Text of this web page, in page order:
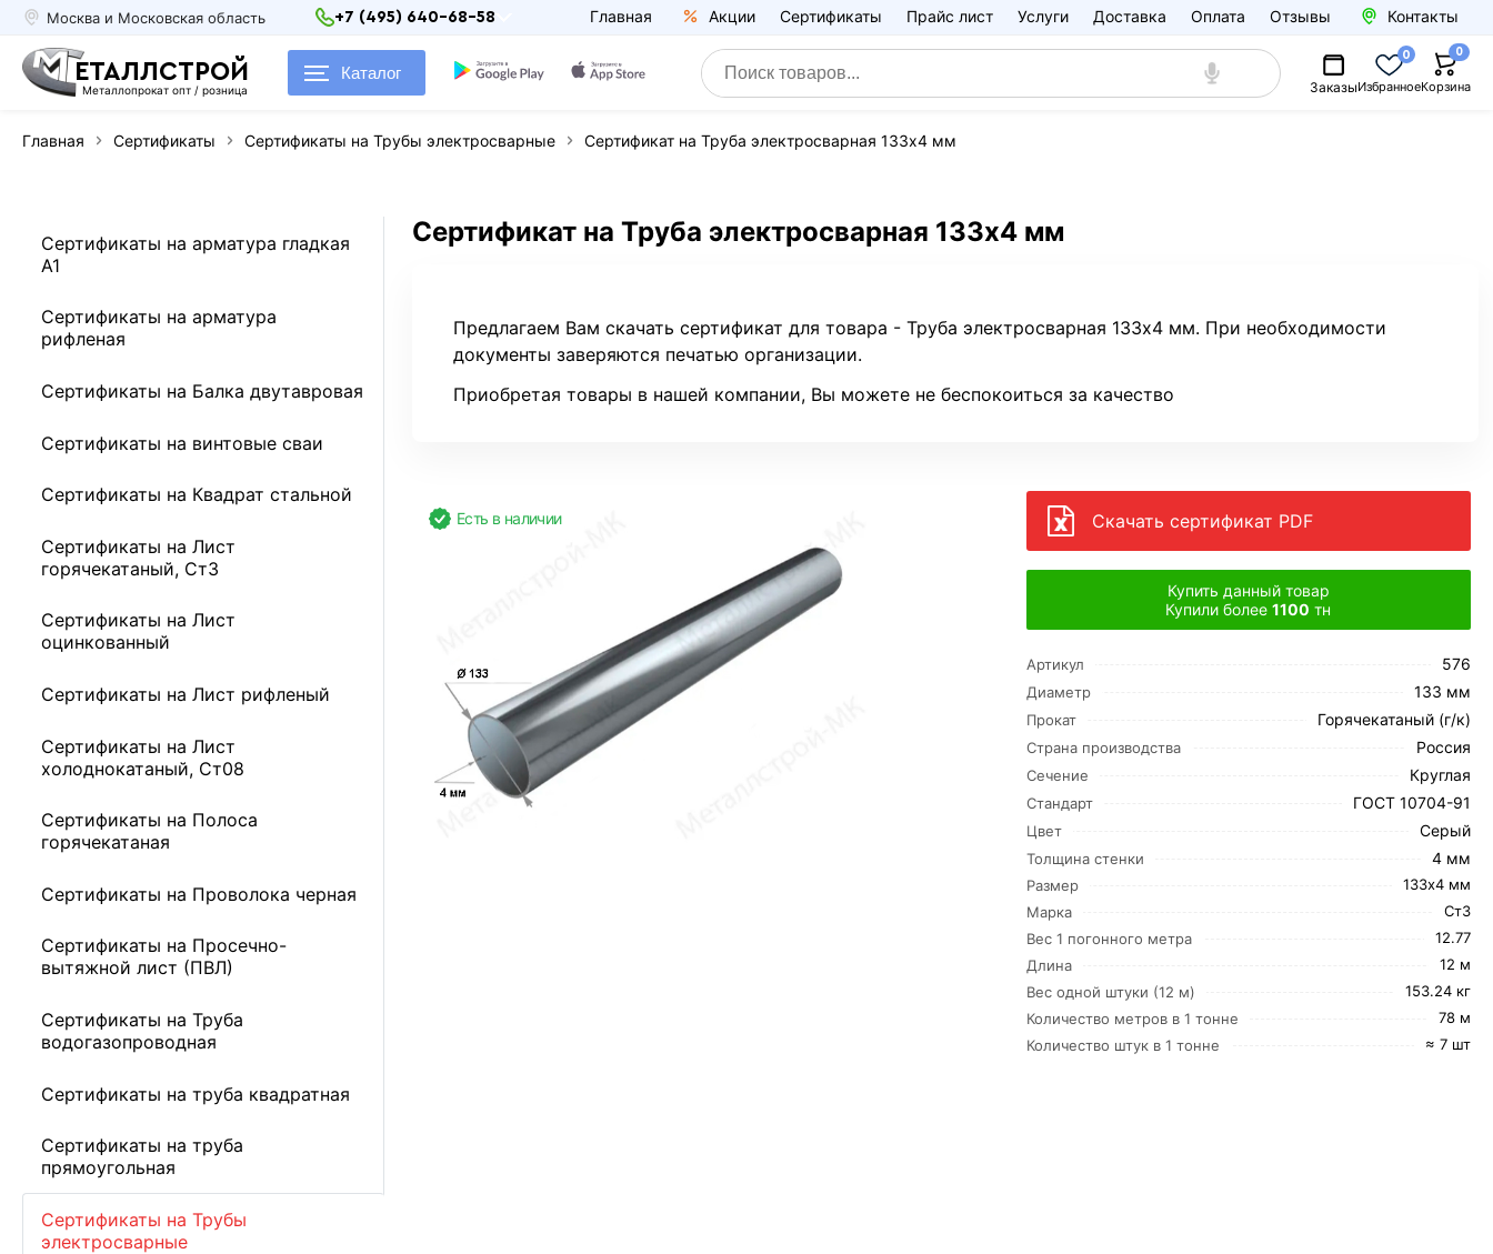
Москва и Московская область +7 (495) 640-68-58 Главная Акции Сертификаты Прайс лист Услуги Доставка Оплата Отзывы Контакты
ЕТАЛЛСТРОЙ
Металлопрокат опт / розница
Каталог
ЗаказыИзбранное
0
Корзина
0
Главная Сертификаты Сертификаты на Трубы электросварные Сертификат на Труба электросварная 133х4 мм
Сертификаты на арматура гладкая
А1
Сертификаты на арматура
рифленая
Сертификаты на Балка двутавровая
Сертификаты на винтовые сваи
Сертификаты на Квадрат стальной
Сертификаты на Лист
горячекатаный, Ст3
Сертификаты на Лист
оцинкованный
Сертификаты на Лист рифленый
Сертификаты на Лист
холоднокатаный, Ст08
Сертификаты на Полоса
горячекатаная
Сертификаты на Проволока черная
Сертификаты на Просечно-
вытяжной лист (ПВЛ)
Сертификаты на Труба
водогазопроводная
Сертификаты на труба квадратная
Сертификаты на труба
прямоугольная
Сертификаты на Трубы
электросварные
Сертификат на Труба электросварная 133х4 мм
Предлагаем Вам скачать сертификат для товара - Труба электросварная 133х4 мм. При необходимости
документы заверяются печатью организации.
Приобретая товары в нашей компании, Вы можете не беспокоиться за качество
Есть в наличии Скачать сертификат PDF
Купить данный товар
Купили более1100 тн
Артикул 576
Диаметр 133 мм
Прокат Горячекатаный (г/к)
Страна производства Россия
Сечение Круглая
Стандарт ГОСТ 10704-91
Цвет Серый
Толщина стенки 4 мм
Размер
133х4 мм
Марка
Ст3
Вес 1 погонного метра
12.77
Длина
12 м
Вес одной штуки (12 м)
153.24 кг
Количество метров в 1 тонне
78 м
Количество штук в 1 тонне
≈ 7 шт